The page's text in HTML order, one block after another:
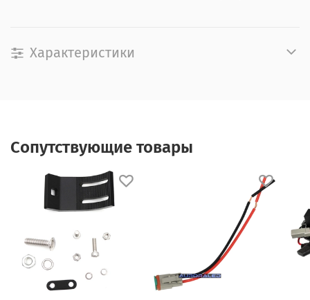
Характеристики
Сопутствующие товары